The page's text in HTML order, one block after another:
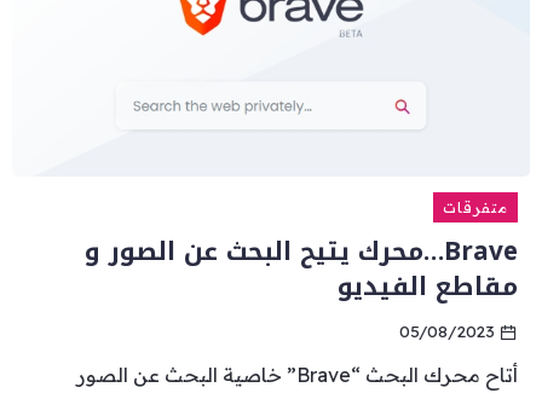
متفرقات
Brave…محرك يتيح البحث عن الصور و
مقاطع الفيديو
05/08/2023
أتاح محرك البحث “Brave” خاصية البحث عن الصور